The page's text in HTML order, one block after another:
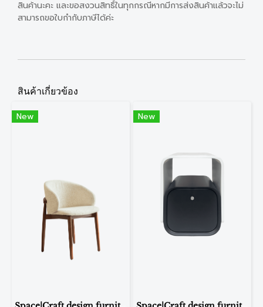
สินค้านะคะ และขอสงวนสิทธิ์ในทุกกรณีหากมีการส่งสินค้าแล้วจะไม่
สามารถขอใบกำกับภาษีได้ค่ะ
สินค้าเกี่ยวข้อง
New New